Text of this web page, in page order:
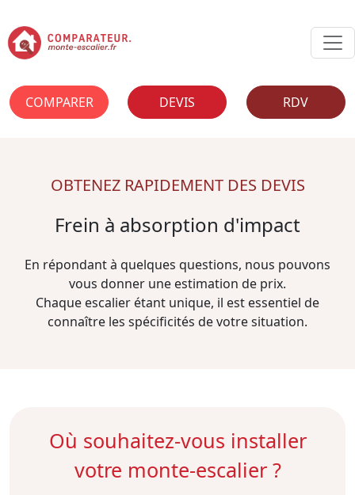
COMPARER DEVIS RDV
OBTENEZ RAPIDEMENT DES DEVIS
Frein à absorption d'impact
En répondant à quelques questions, nous pouvons
vous donner une estimation de prix.
Chaque escalier étant unique, il est essentiel de
connaître les spécificités de votre situation.
Où souhaitez-vous installer
votre monte-escalier ?